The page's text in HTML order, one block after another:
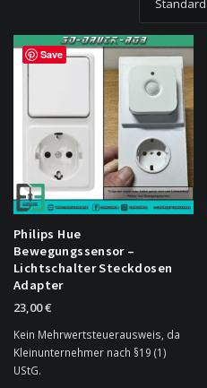
Save
Philips Hue
Bewegungssensor –
Lichtschalter Steckdosen
Adapter
23,00€
Kein Mehrwertsteuerausweis, da
Kleinunternehmer nach §19 (1)
UStG.